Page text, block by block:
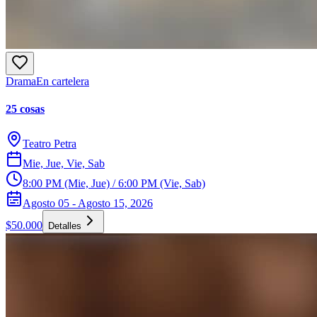
DramaEn cartelera
25 cosas
Teatro Petra
Mie, Jue, Vie, Sab
8:00 PM (Mie, Jue) / 6:00 PM (Vie, Sab)
Agosto 05 - Agosto 15, 2026
$50.000
Detalles